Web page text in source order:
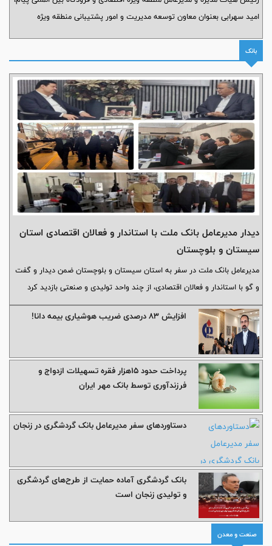
امید سهرابی بعنوان معاون توسعه مدیریت و امور پشتیبانی منطقه ویژه
بانک
دیدار مدیرعامل بانک ملت با استاندار و فعالان اقتصادی استان
سیستان و بلوچستان
مدیرعامل بانک ملت در سفر به استان سیستان و بلوچستان ضمن دیدار و گفت
و گو با استاندار و فعالان اقتصادی، از چند واحد تولیدی و صنعتی بازدید کرد
افزایش ۸۳ درصدی ضریب هوشیاری بیمه دانا!
پرداخت حدود ۱۵هزار فقره تسهیلات ازدواج و
فرزندآوری توسط بانک مهر ایران
دستاوردهای سفر مدیرعامل بانک گردشگری در زنجان
بانک گردشگری آماده حمایت از طرح‌های گردشگری
و تولیدی زنجان است
صنعت و معدن